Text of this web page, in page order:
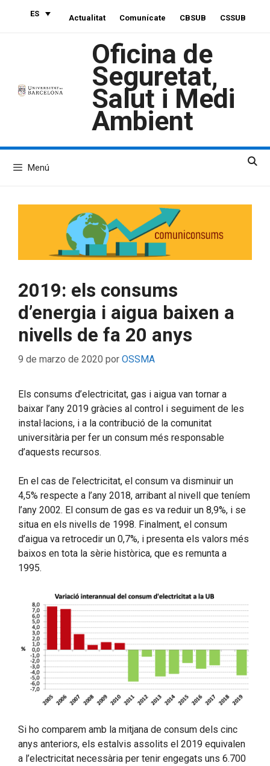
ES Actualitat Comunícate CBSUB CSSUB
Oficina de
Seguretat,
Salut i Medi
Ambient
Menú
2019: els consums
d’energia i aigua baixen a
nivells de fa 20 anys
9 de marzo de 2020 por OSSMA
Els consums d’electricitat, gas i aigua van tornar a
baixar l’any 2019 gràcies al control i seguiment de les
instal·lacions, i a la contribució de la comunitat
universitària per fer un consum més responsable
d’aquests recursos.
En el cas de l’electricitat, el consum va disminuir un
4,5% respecte a l’any 2018, arribant al nivell que teníem
l’any 2002. El consum de gas es va reduir un 8,9%, i se
situa en els nivells de 1998. Finalment, el consum
d’aigua va retrocedir un 0,7%, i presenta els valors més
baixos en tota la sèrie històrica, que es remunta a
1995.
Si ho comparem amb la mitjana de consum dels cinc
anys anteriors, els estalvis assolits el 2019 equivalen
a l’electricitat necessària per tenir engegats uns 6.700